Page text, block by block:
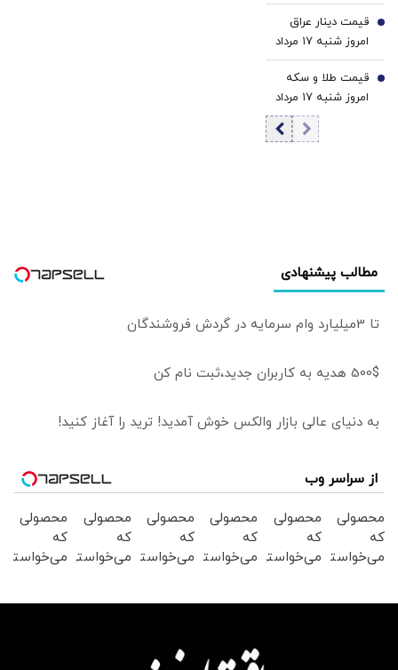
رسید
قیمت دینار عراق
امروز شنبه ۱۷ مرداد
1405/ افزایش
قیمت دینار
6
قیمت طلا و سکه
امروز شنبه ۱۷ مرداد
۱۴۰۵/افزایش
قیمت طلا و سکه
7
مطالب پیشنهادی
تا 3میلیارد وام سرمایه در گردش فروشندگان
500$ هدیه به کاربران جدید،ثبت نام کن
به دنیای عالی بازار والکس خوش آمدید! ترید را آغاز کنید!
از سراسر وب
محصولی
که
می‌خواستی
محصولی
که
می‌خواستی
محصولی
که
می‌خواستی
بخر !
محصولی
که
می‌خواستی
بخر !
محصولی
که
می‌خواستی
محصولی
که
می‌خواستی